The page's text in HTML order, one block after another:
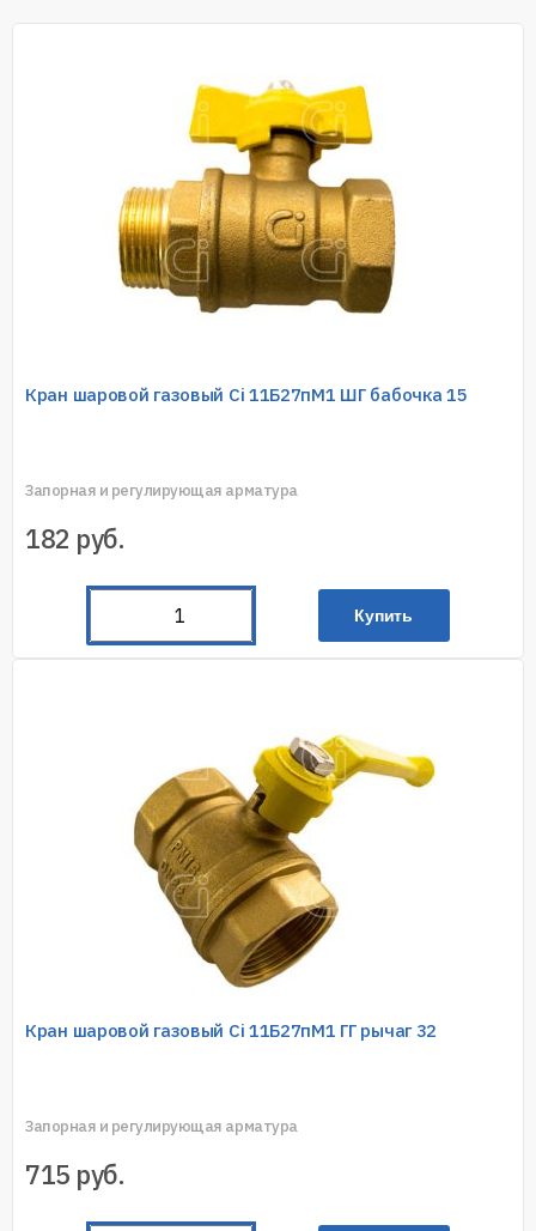
Кран шаровой газовый Ci 11Б27пМ1 ШГ бабочка 15
Запорная и регулирующая арматура
182 руб.
Купить
Кран шаровой газовый Ci 11Б27пМ1 ГГ рычаг 32
Запорная и регулирующая арматура
715 руб.